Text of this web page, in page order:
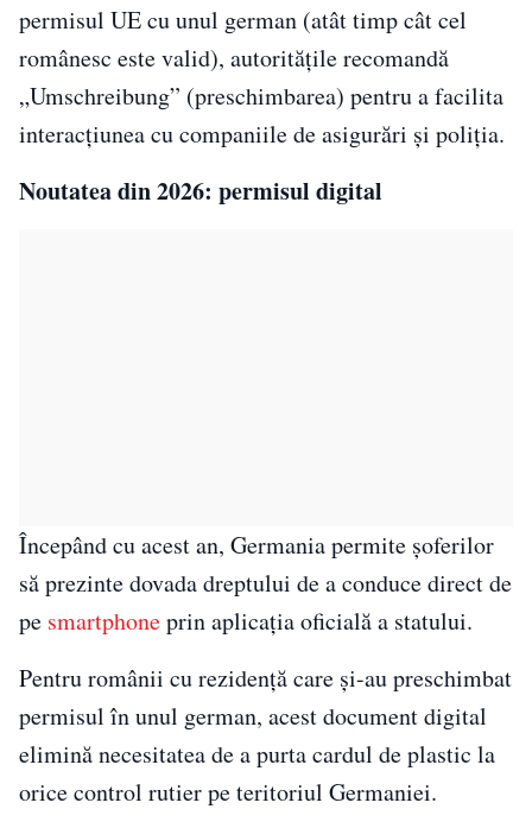
permisul UE cu unul german (atât timp cât cel
românesc este valid), autoritățile recomandă
„Umschreibung” (preschimbarea) pentru a facilita
interacțiunea cu companiile de asigurări și poliția.
Noutatea din 2026: permisul digital
Începând cu acest an, Germania permite șoferilor
să prezinte dovada dreptului de a conduce direct de
pe smartphoneprin aplicația oficială a statului.
Pentru românii cu rezidență care și-au preschimbat
permisul în unul german, acest document digital
elimină necesitatea de a purta cardul de plastic la
orice control rutier pe teritoriul Germaniei.